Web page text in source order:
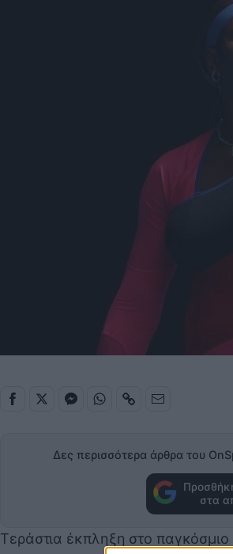
Δες περισσότερα άρθρα του
στα
Τεράστια έκπληξη στο παγκόσμιο